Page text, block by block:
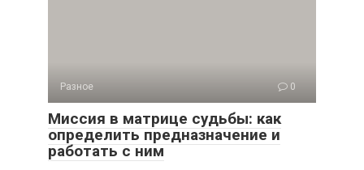
Разное 0
Миссия в матрице судьбы: как
определить предназначение и
работать с ним